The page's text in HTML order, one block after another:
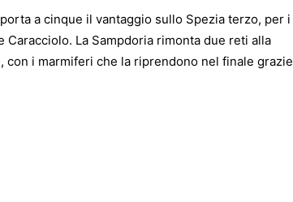
a cinque il vantaggio sullo Spezia terzo, per i
La Sampdoria rimonta due reti alla
i marmiferi che la riprendono nel finale grazie